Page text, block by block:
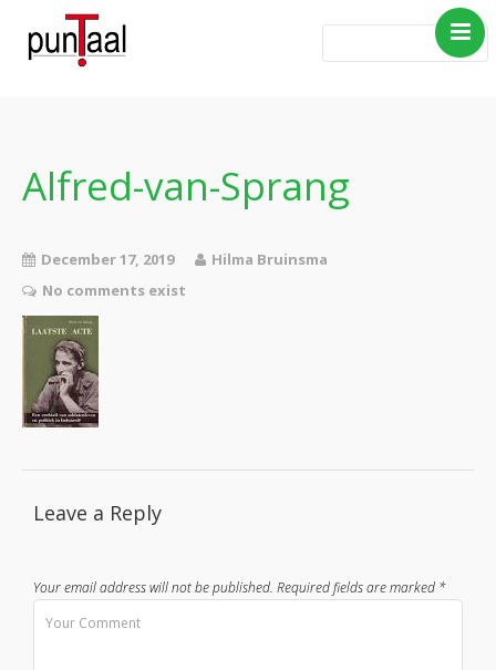
Boeken
Gedichten
Alfred-van-Sprang
December 17, 2019
Hilma Bruinsma
No comments exist
Leave a Reply
Your email address will not be published. Required fields are marked *